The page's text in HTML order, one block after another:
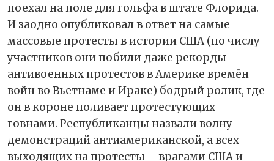
поехал на поле для гольфа в штате Флорида.
И заодно опубликовал в ответ на самые
массовые протесты в истории США (по числу
участников они побили даже рекорды
антивоенных протестов в Америке времён
войн во Вьетнаме и Ираке) бодрый ролик, где
он в короне поливает протестующих
говнами. Республиканцы назвали волну
демонстраций антиамериканской, а всех
выходящих на протесты – врагами США и